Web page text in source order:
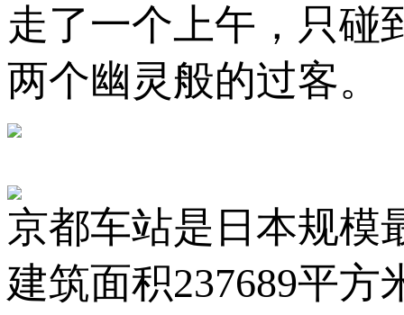
走了一个上午，只碰
两个幽灵般的过客。
京都车站是日本规模
建筑面积237689平